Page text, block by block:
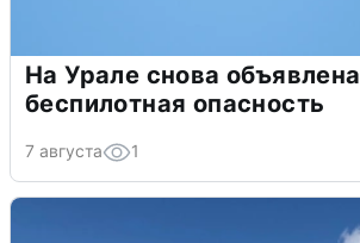
На Урале снова объявлена
беспилотная опасность
7 августа 1